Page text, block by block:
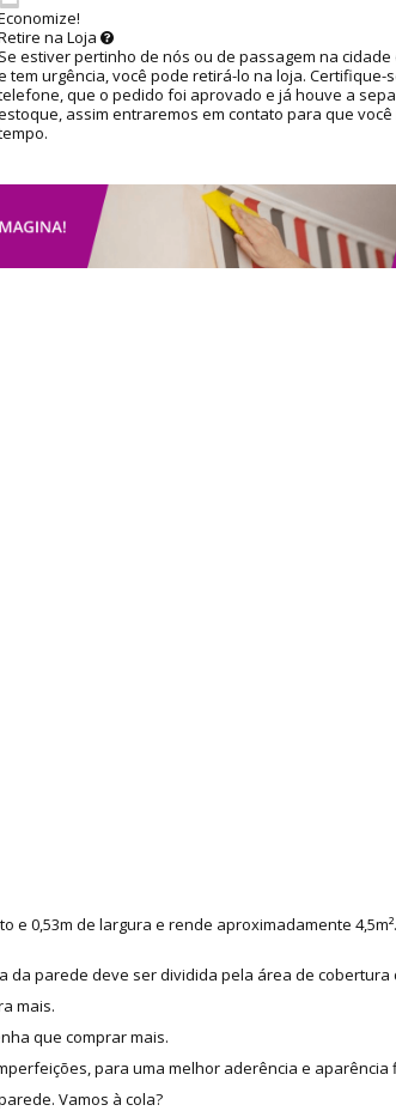
na Loja
Se estiver pertinho de nós ou de passagem na cidade
tem urgência, você pode retirá-lo na loja. Certifique-
que o pedido foi aprovado e já houve a
assim entraremos em contato para que
0,53m de largura e rende aproximadamente
da parede deve ser dividida pela área de cobertura
mais.
que comprar mais.
para uma melhor aderência e aparência
Vamos à cola?